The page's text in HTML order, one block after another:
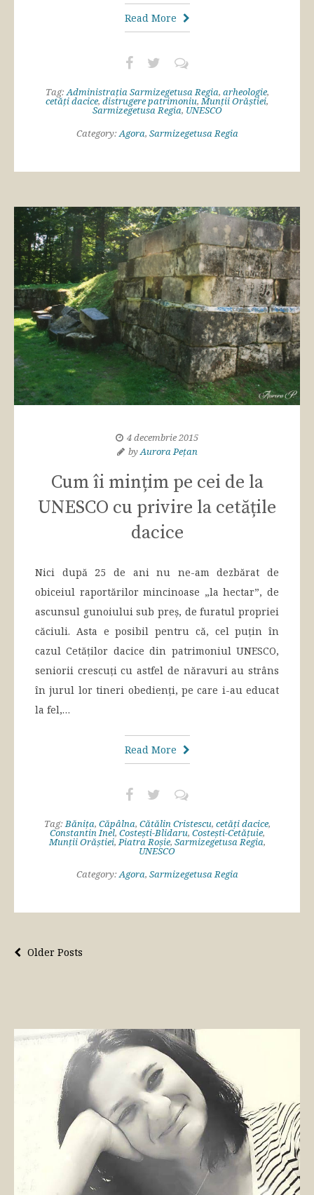
Read More
Tag:Administrația Sarmizegetusa Regia, arheologie,
cetăți dacice, distrugere patrimoniu,Munții Orăștiei,
Sarmizegetusa Regia, UNESCO
Category:Agora, Sarmizegetusa Regia
4 decembrie 2015
byAurora Pețan
Cum îi mințim pe cei de la
UNESCO cu privire la cetățile
dacice
Nici după 25 de ani nu ne-am dezbărat de
obiceiul raportărilor mincinoase „la hectar”, de
ascunsul gunoiului sub preș, de furatul propriei
căciuli. Asta e posibil pentru că, cel puțin în
cazul Cetăților dacice din patrimoniul UNESCO,
seniorii crescuți cu astfel de năravuri au strâns
în jurul lor tineri obedienți, pe care i-au educat
la fel,…
Read More
Tag:Bănița, Căpâlna, Cătălin Cristescu, cetăți dacice,
Constantin Inel, Costești-Blidaru, Costești-Cetățuie,
Munții Orăștiei,Piatra Roșie, Sarmizegetusa Regia,
UNESCO
Category:Agora, Sarmizegetusa Regia
Older Posts